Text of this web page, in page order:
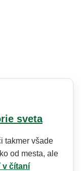
sveta
takmer všade
od mesta, ale
v čítaní